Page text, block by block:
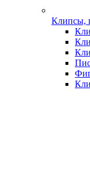
Клипсы,